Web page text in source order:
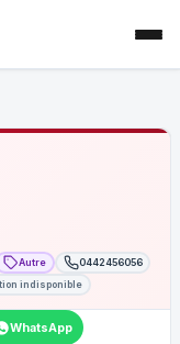
Autre
0442456056
indisponible
WhatsApp